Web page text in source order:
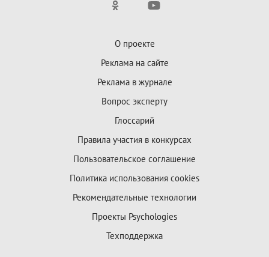
О проекте
Реклама на сайте
Реклама в журнале
Вопрос эксперту
Глоссарий
Правила участия в конкурсах
Пользовательское соглашение
Политика использования cookies
Рекомендательные технологии
Проекты Psychologies
Техподдержка